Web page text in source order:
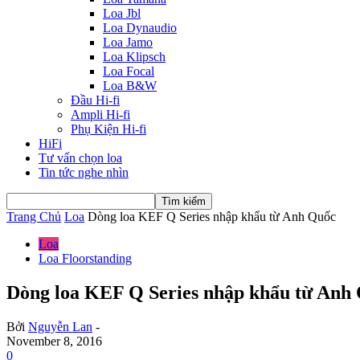
Loa Jbl
Loa Dynaudio
Loa Jamo
Loa Klipsch
Loa Focal
Loa B&W
Đầu Hi-fi
Ampli Hi-fi
Phụ Kiện Hi-fi
HiFi
Tư vấn chọn loa
Tin tức nghe nhìn
Trang Chủ Loa Dòng loa KEF Q Series nhập khẩu từ Anh Quốc
Loa
Loa Floorstanding
Dòng loa KEF Q Series nhập khẩu từ Anh
Bởi Nguyễn Lan -
November 8, 2016
0